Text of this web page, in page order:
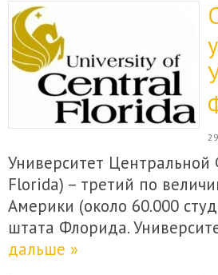
Университет
Florida) – третий по
Америки (около 60.000
штата Флорида.
дальше »